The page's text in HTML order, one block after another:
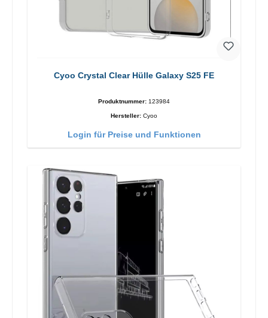
Cyoo Crystal Clear Hülle Galaxy S25 FE
Produktnummer: 123984
Hersteller: Cyoo
Login für Preise und Funktionen